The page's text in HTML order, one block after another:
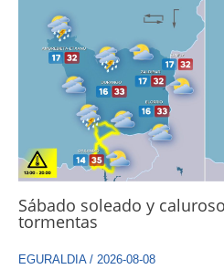
Sábado soleado y
tormentas
EGURALDIA/ 2026-08-08